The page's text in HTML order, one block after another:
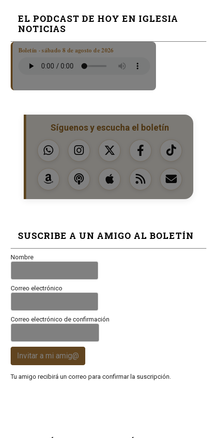
EL PODCAST DE HOY EN IGLESIA
NOTICIAS
Boletín · sábado 8 de agosto de 2026
Síguenos y escucha el boletín
SUSCRIBE A UN AMIGO AL BOLETÍN
Nombre
Correo electrónico
Correo electrónico de confirmación
Invitar a mi amig@
Tu amigo recibirá un correo para confirmar la suscripción.